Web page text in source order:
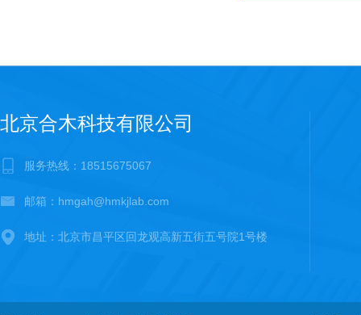
北京合木科技有限公司
服务热线：18515675067
邮箱：hmgah@hmkjlab.com
地址：北京市昌平区回龙观高新五街五号院1号楼